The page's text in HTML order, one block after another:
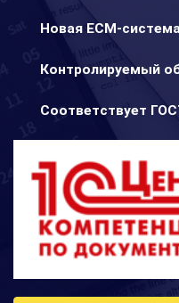
Новая ЕСМ-
Контролируемый
Соответствует